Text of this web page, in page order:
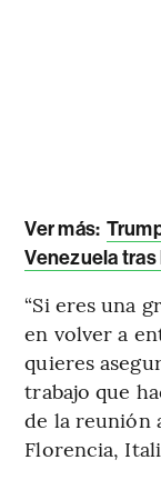
Ver más:
Venezuela
“Si eres una
en volver a
quieres
trabajo que
de la reunión
Florencia,